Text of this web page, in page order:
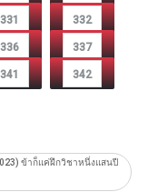
331 332
336 337
341 342
ข้าก็แค่ฝึกวิชาหนึ่งแสนปี